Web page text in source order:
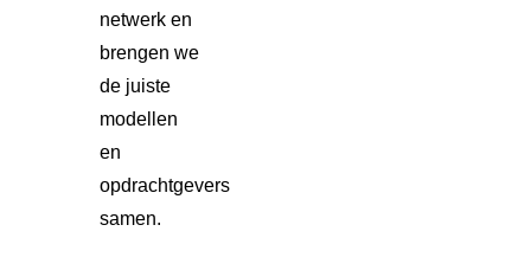
netwerk en
brengen we
de juiste
modellen
en
opdrachtgevers
samen.